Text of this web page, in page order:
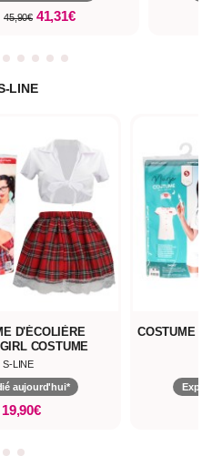
45,90€ 41,31€
LINE
D'INFIRMIÈRE NURSE
COSTUME
S-LINE
aujourd'hui*
19,90€